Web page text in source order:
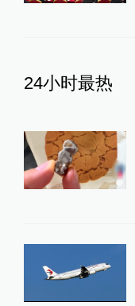
24小时最热